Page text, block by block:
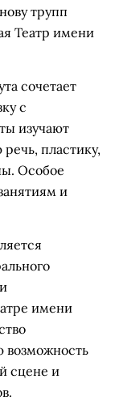
трупп
Театр имени
сочетает
с
изучают
пластику,
Особое
и
имени
возможность
сцене и